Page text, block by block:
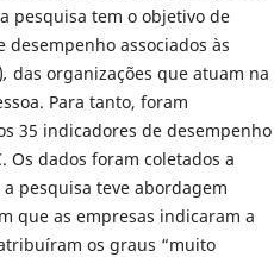
pesquisa tem o objetivo de
associados às
, das organizações que atuam na
Para tanto, foram
35 indicadores de desempenho
Os dados foram coletados a
pesquisa teve abordagem
que as empresas indicaram a
os graus “muito